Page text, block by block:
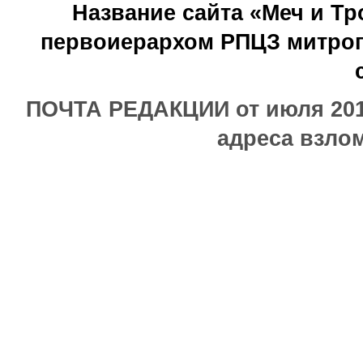
Название сайта «Меч и
первоиерархом РПЦЗ
ПОЧТА РЕДАКЦИИ от июля
адреса